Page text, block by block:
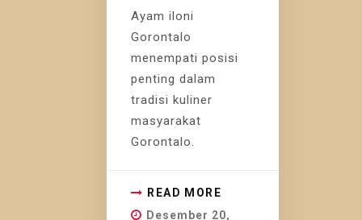
Ayam iloni
Gorontalo
menempati posisi
penting dalam
tradisi kuliner
masyarakat
Gorontalo.
READ MORE
Desember 20,